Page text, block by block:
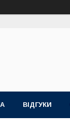
ВІДГУКИ